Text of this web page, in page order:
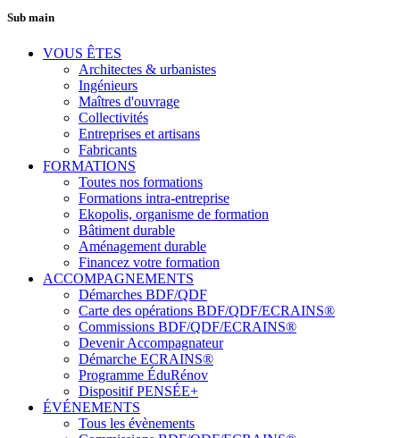
Sub main
VOUS ÊTES
Architectes & urbanistes
Ingénieurs
Maîtres d'ouvrage
Collectivités
Entreprises et artisans
Fabricants
FORMATIONS
Toutes nos formations
Formations intra-entreprise
Ekopolis, organisme de formation
Bâtiment durable
Aménagement durable
Financez votre formation
ACCOMPAGNEMENTS
Démarches BDF/QDF
Carte des opérations BDF/QDF/ECRAINS®
Commissions BDF/QDF/ECRAINS®
Devenir Accompagnateur
Démarche ECRAINS®
Programme ÉduRénov
Dispositif PENSÉE+
ÉVÉNEMENTS
Tous les évènements